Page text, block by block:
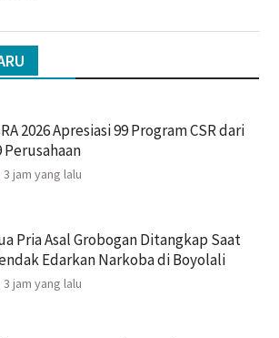
2026 Apresiasi 99 Program CSR dari
Perusahaan
3 jam yang lalu
Pria Asal Grobogan Ditangkap Saat
Edarkan Narkoba di Boyolali
3 jam yang lalu